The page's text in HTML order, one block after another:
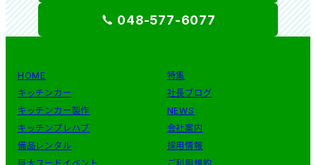
048-577-6077
HOME
キッチンカー
キッチンカー製作
キッチンプレハブ
備品レンタル
特集
社長ブログ
NEWS
会社案内
採用情報